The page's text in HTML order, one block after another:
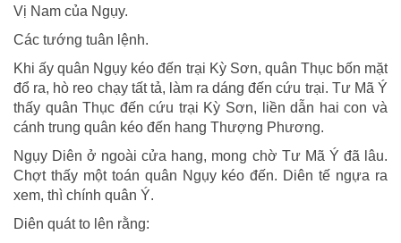
Vị Nam của Ngụy.
Các tướng tuân lệnh.
Khi ấy quân Ngụy kéo đến trại Kỳ Sơn, quân Thục bốn mặt
đổ ra, hò reo chạy tất tả, làm ra dáng đến cứu trại. Tư Mã Ý
thấy quân Thục đến cứu trại Kỳ Sơn, liền dẫn hai con và
cánh trung quân kéo đến hang Thượng Phương.
Ngụy Diên ở ngoài cửa hang, mong chờ Tư Mã Ý đã lâu.
Chợt thấy một toán quân Ngụy kéo đến. Diên tế ngựa ra
xem, thì chính quân Ý.
Diên quát to lên rằng: